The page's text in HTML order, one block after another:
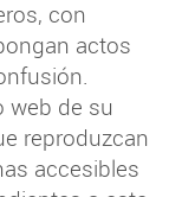
con
actos
web de su
reproduzcan
accesibles